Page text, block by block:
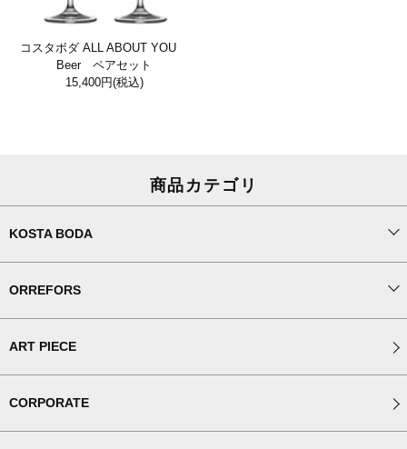
コスタボダ ALL ABOUT YOU
Beer ペアセット
15,400円(税込)
商品カテゴリ
KOSTA BODA
ORREFORS
ART PIECE
CORPORATE